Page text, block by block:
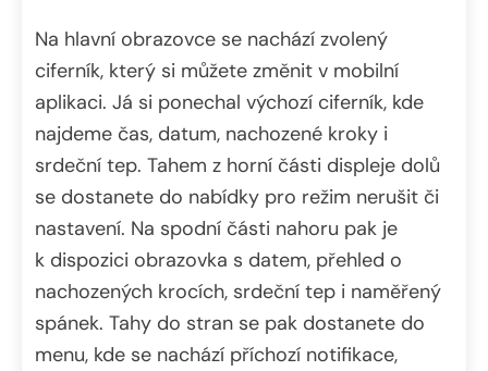
Na hlavní obrazovce se nachází zvolený
ciferník, který si můžete změnit v mobilní
aplikaci. Já si ponechal výchozí ciferník, kde
najdeme čas, datum, nachozené kroky i
srdeční tep. Tahem z horní části displeje dolů
se dostanete do nabídky pro režim nerušit či
nastavení. Na spodní části nahoru pak je
k dispozici obrazovka s datem, přehled o
nachozených krocích, srdeční tep i naměřený
spánek. Tahy do stran se pak dostanete do
menu, kde se nachází příchozí notifikace,